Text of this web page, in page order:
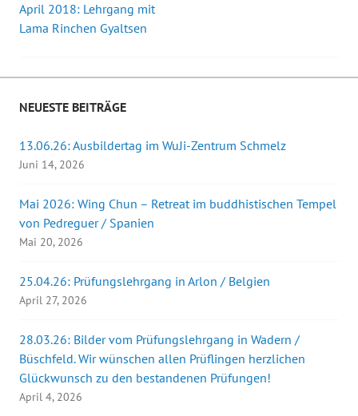
Beitrags-
April 2018: Lehrgang mit
Lama Rinchen Gyaltsen
NEUESTE BEITRÄGE
13.06.26: Ausbildertag im WuJi-Zentrum Schmelz
Juni 14, 2026
Mai 2026: Wing Chun – Retreat im buddhistischen Tempel
von Pedreguer / Spanien
Mai 20, 2026
25.04.26: Prüfungslehrgang in Arlon / Belgien
April 27, 2026
28.03.26: Bilder vom Prüfungslehrgang in Wadern /
Büschfeld. Wir wünschen allen Prüflingen herzlichen
Glückwunsch zu den bestandenen Prüfungen!
April 4, 2026